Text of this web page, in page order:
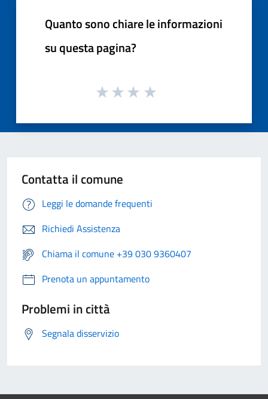
Quanto sono chiare le informazioni
su questa pagina?
Contatta il comune
Leggi le domande frequenti
Richiedi Assistenza
Chiama il comune +39 030 9360407
Prenota un appuntamento
Problemi in città
Segnala disservizio